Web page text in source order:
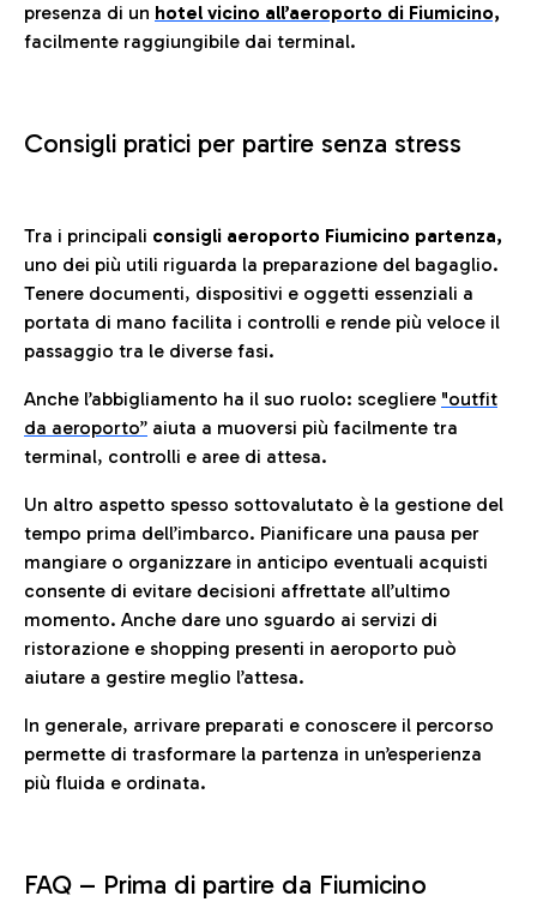
presenza di un hotel vicino all’aeroporto di Fiumicino,
facilmente raggiungibile dai terminal.
Consigli pratici per partire senza stress
Tra i principali consigli aeroporto Fiumicino partenza,
uno dei più utili riguarda la preparazione del bagaglio.
Tenere documenti, dispositivi e oggetti essenziali a
portata di mano facilita i controlli e rende più veloce il
passaggio tra le diverse fasi.
Anche l’abbigliamento ha il suo ruolo: scegliere "outfit
da aeroporto” aiuta a muoversi più facilmente tra
terminal, controlli e aree di attesa.
Un altro aspetto spesso sottovalutato è la gestione del
tempo prima dell’imbarco. Pianificare una pausa per
mangiare o organizzare in anticipo eventuali acquisti
consente di evitare decisioni affrettate all’ultimo
momento. Anche dare uno sguardo ai servizi di
ristorazione e shopping presenti in aeroporto può
aiutare a gestire meglio l’attesa.
In generale, arrivare preparati e conoscere il percorso
permette di trasformare la partenza in un’esperienza
più fluida e ordinata.
FAQ – Prima di partire da Fiumicino